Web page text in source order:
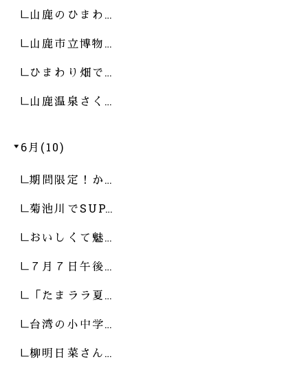
山鹿のひまわ…
山鹿市立博物…
ひまわり畑で…
山鹿温泉さく…
6月(10)
期間限定！か…
菊池川でSUP…
おいしくて魅…
７月７日午後…
「たまララ夏…
台湾の小中学…
柳明日菜さん…